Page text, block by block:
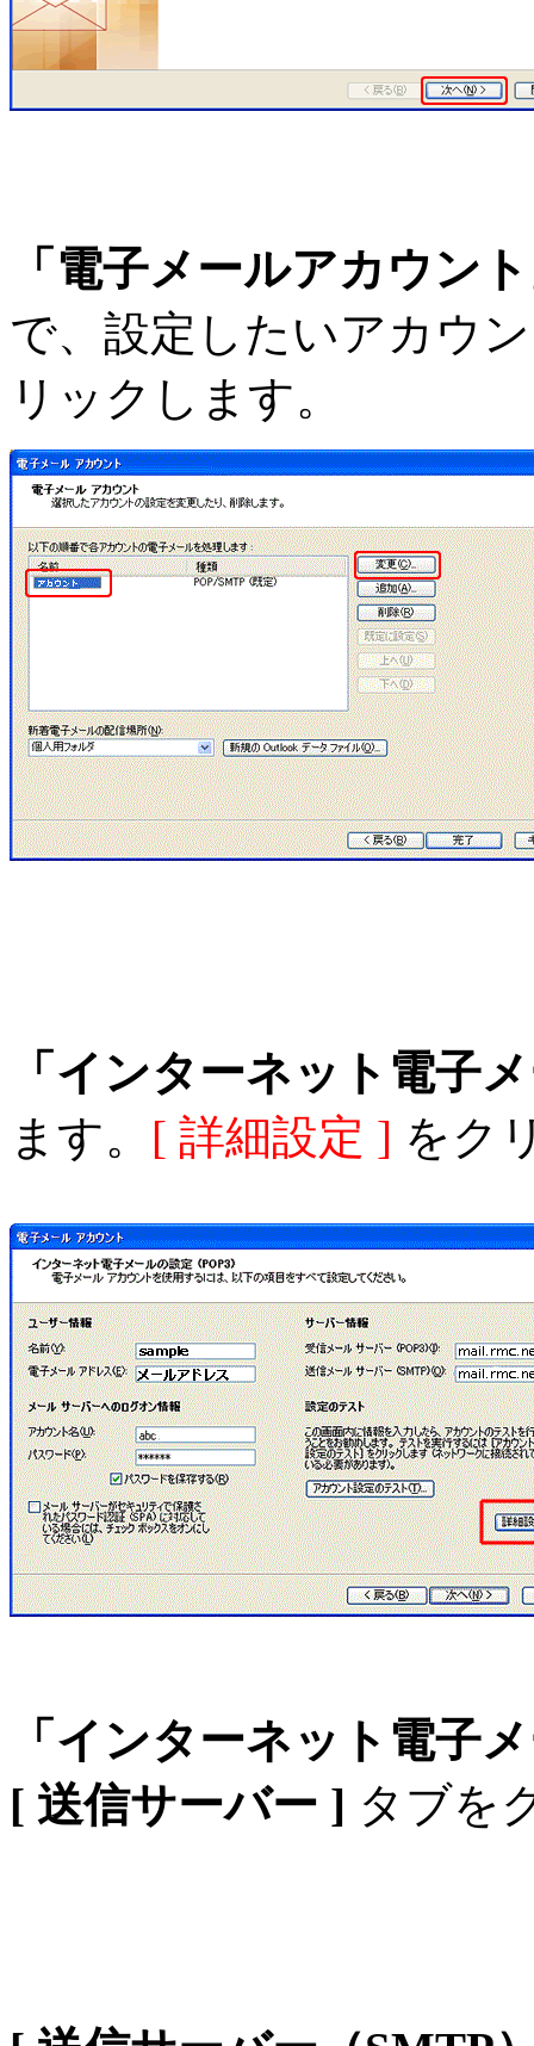
「電子メールアカウン
で、設定したいアカウ
リックします。
「インターネット電子
ます。 [ 詳細設定 ] をク
「インターネット電子
[ 送信サーバー ] タブを